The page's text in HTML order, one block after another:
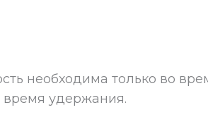
необходима только во
время удержания.